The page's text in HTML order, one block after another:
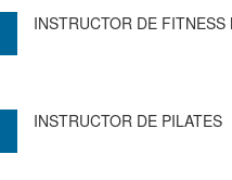
INSTRUCTOR DE FITNESS
INSTRUCTOR DE PILATES